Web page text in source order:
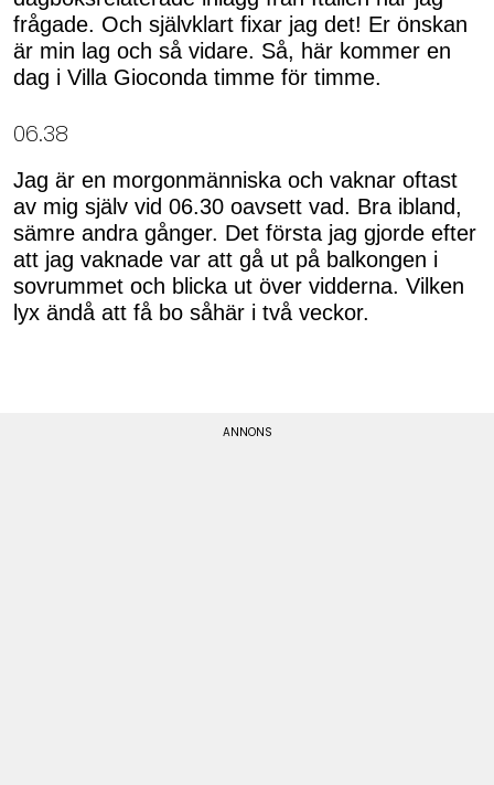
frågade. Och självklart fixar jag det! Er önskan
är min lag och så vidare. Så, här kommer en
dag i Villa Gioconda timme för timme.
06.38
Jag är en morgonmänniska och vaknar oftast
av mig själv vid 06.30 oavsett vad. Bra ibland,
sämre andra gånger. Det första jag gjorde efter
att jag vaknade var att gå ut på balkongen i
sovrummet och blicka ut över vidderna. Vilken
lyx ändå att få bo såhär i två veckor.